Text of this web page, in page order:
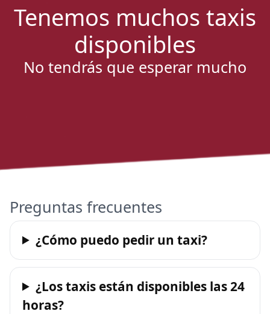
Tenemos muchos taxis
disponibles
No tendrás que esperar mucho
Preguntas frecuentes
¿Cómo puedo pedir un taxi?
¿Los taxis están disponibles las 24
horas?